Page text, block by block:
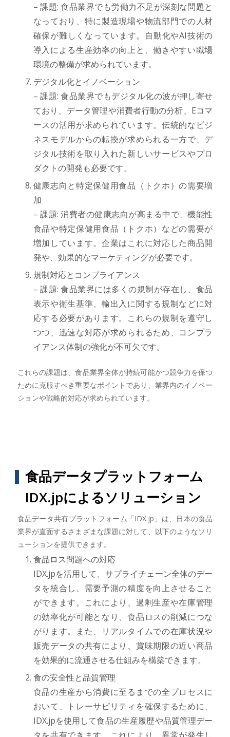
– 課題: 食品業界でも労働力不足が深刻な問題と
なっており、特に製造現場や物流部門での人材
確保が難しくなっています。自動化やAI技術の
導入による生産効率の向上と、働きやすい職場
環境の整備が求められています。
デジタル化とイノベーション
– 課題: 食品業界でもデジタル化の波が押し寄せ
ており、データ管理や消費者行動の分析、Eコマ
ースの活用が求められています。伝統的なビジ
ネスモデルからの転換が求められる一方で、デ
ジタル技術を取り入れた新しいサービスやプロ
ダクトの開発も必要です。
健康志向と特定保健用食品（トクホ）の需要増
加
– 課題: 消費者の健康志向が高まる中で、機能性
食品や特定保健用食品（トクホ）などの需要が
増加しています。企業はこれに対応した商品開
発や、効果的なマーケティングが必要です。
規制対応とコンプライアンス
– 課題: 食品業界には多くの規制が存在し、食品
表示や衛生基準、輸出入に関する規制などに対
応する必要があります。これらの規制を遵守し
つつ、迅速な対応が求められるため、コンプラ
イアンス体制の強化が不可欠です。
これらの課題は、食品業界全体が持続可能かつ競争力を保つ
ために克服すべき重要なポイントであり、業界内のイノベー
ションや戦略的対応が求められています。
食品データプラットフォーム
IDX.jpによるソリューション
食品データ共有プラットフォーム「IDX.jp」は、日本の食品
業界が直面するさまざまな課題に対して、以下のようなソリ
ューションを提供できます。
食品ロス問題への対応
IDX.jpを活用して、サプライチェーン全体のデー
タを統合し、需要予測の精度を向上させること
ができます。これにより、過剰生産や在庫管理
の効率化が可能となり、食品ロスの削減につな
がります。また、リアルタイムでの在庫状況や
販売データの共有により、賞味期限の近い商品
を効果的に流通させる仕組みを構築できます。
食の安全性と品質管理
食品の生産から消費に至るまでの全プロセスに
おいて、トレーサビリティを確保するために、
IDX.jpを使用して食品の生産履歴や品質管理デー